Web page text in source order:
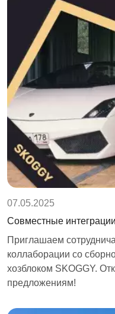
07.05.2025
Совместные
Приглашаем
коллаборации со
хозблоком SKOGGY.
предложениям!